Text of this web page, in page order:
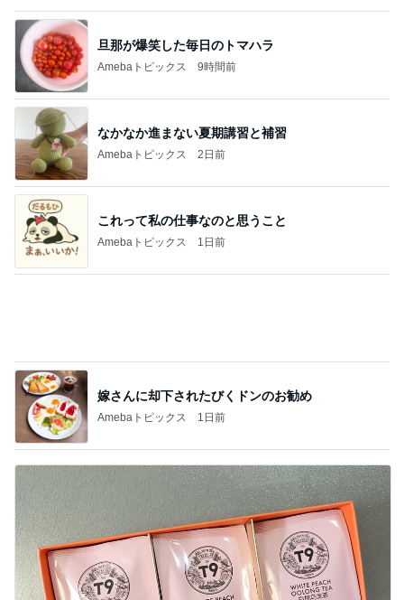
なかなか進まない夏期講習と補習
Amebaトピックス 2日前
これって私の仕事なのと思うこと
Amebaトピックス 1日前
嫁さんに却下されたびくドンのお勧め
Amebaトピックス 1日前
エルメスよりうれしかったお土産
Amebaトピックス 1日前
記事を読む